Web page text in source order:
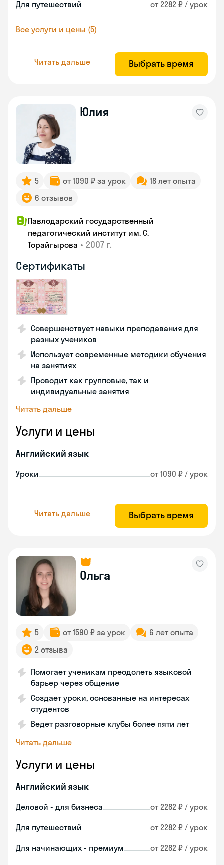
Для путешествий от 2282 ₽ / урок
Все услуги и цены (5)
Читать дальше Выбрать время
Юлия
5 от 1090 ₽ за урок
18 лет опыта
6 отзывов
Павлодарский государственный
педагогический институт им. С.
Торайгырова • 2007 г.
Сертификаты
Совершенствует навыки преподавания для
разных учеников
Использует современные методики обучения
на занятиях
Проводит как групповые, так и
индивидуальные занятия
Читать дальше
Услуги и цены
Английский язык
Уроки от 1090 ₽ / урок
Читать дальше Выбрать время
Ольга
5 от 1590 ₽ за урок
6 лет опыта
2 отзыва
Помогает ученикам преодолеть языковой
барьер через общение
Создает уроки, основанные на интересах
студентов
Ведет разговорные клубы более пяти лет
Читать дальше
Услуги и цены
Английский язык
Деловой - для бизнеса от 2282 ₽ / урок
Для путешествий от 2282 ₽ / урок
Для начинающих - премиум от 2282 ₽ / урок